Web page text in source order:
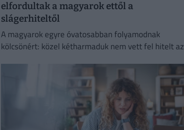
elfordultak a magyarok ettől a
slágerhiteltől
A magyarok egyre óvatosabban folyamodnak
kölcsönért: közel kétharmaduk nem vett fel hitelt az